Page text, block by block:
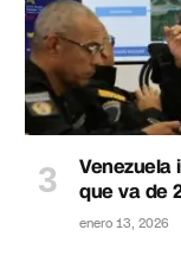
Venezuela
que va de
enero 13, 2026